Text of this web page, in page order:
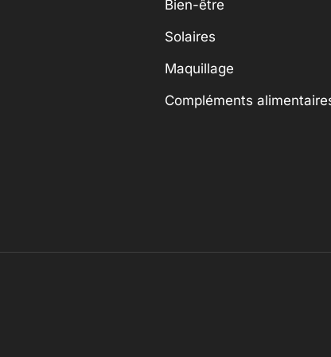
Bien-être
Solaires
Maquillage
Compléments